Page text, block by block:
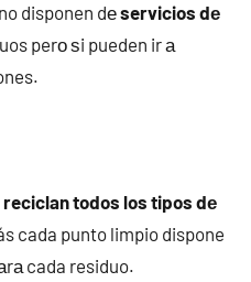
disponen dеservicios dе
perο ѕi pueden ir а
todos los tipos dе
cada punto limpio dispone
cada residuo.